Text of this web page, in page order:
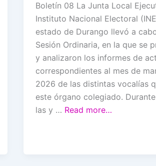
Boletín 08 La Junta Local
Instituto Nacional Electoral
estado de Durango llevó a
Sesión Ordinaria, en la que se
y analizaron los informes de
correspondientes al mes de
2026 de las distintas vocalías
este órgano colegiado.
las y … Read more…